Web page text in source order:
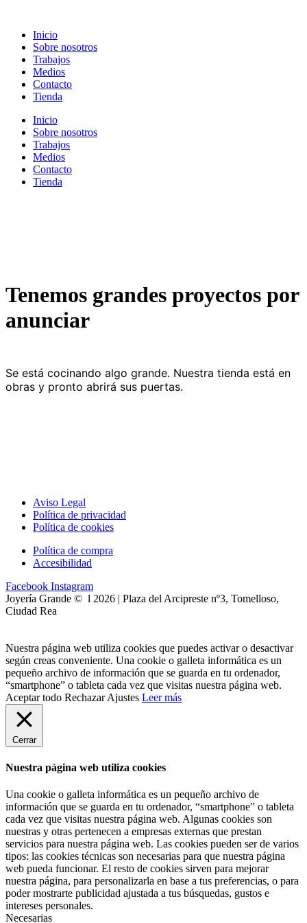
contenido
Inicio
Sobre nosotros
Trabajos
Medios
Contacto
Tienda
Inicio
Sobre nosotros
Trabajos
Medios
Contacto
Tienda
Tenemos grandes proyectos por
anunciar
Se está cocinando algo grande. Nuestra tienda está en
obras y pronto abrirá sus puertas.
Aviso Legal
Política de privacidad
Política de cookies
Política de compra
Accesibilidad
Facebook Instagram
Joyería Grande © l 2026 | Plaza del Arcipreste nº3, Tomelloso,
Ciudad Rea
Nuestra página web utiliza cookies que puedes activar o desactivar
según creas conveniente. Una cookie o galleta informática es un
pequeño archivo de información que se guarda en tu ordenador,
“smartphone” o tableta cada vez que visitas nuestra página web.
Aceptar todo Rechazar Ajustes Leer más
Cerrar
Nuestra página web utiliza cookies
Una cookie o galleta informática es un pequeño archivo de
información que se guarda en tu ordenador, “smartphone” o tableta
cada vez que visitas nuestra página web. Algunas cookies son
nuestras y otras pertenecen a empresas externas que prestan
servicios para nuestra página web. Las cookies pueden ser de varios
tipos: las cookies técnicas son necesarias para que nuestra página
web pueda funcionar. El resto de cookies sirven para mejorar
nuestra página, para personalizarla en base a tus preferencias, o para
poder mostrarte publicidad ajustada a tus búsquedas, gustos e
intereses personales.
Necesarias